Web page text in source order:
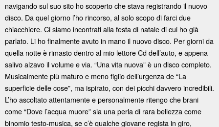
navigando sul suo sito ho scoperto che stava registrando il nuovo
disco. Da quel giorno l’ho rincorso, al solo scopo di farci due
chiacchiere. Ci siamo incontrati alla festa di natale di cui ho già
parlato. Li ho finalmente avuto in mano il nuovo disco. Per giorni da
quella notte è rimasto dentro al mio lettore Cd dell’auto, e appena
salivo alzavo il volume e via. “Una vita nuova” è un disco completo.
Musicalmente più maturo e meno figlio dell’urgenza de “La
superficie delle cose”, ma ispirato, con dei picchi davvero incredibili.
L’ho ascoltato attentamente e personalmente ritengo che brani
come “Dove l’acqua muore” sia una perla di rara bellezza come
binomio testo-musica, se c’è qualche giovane regista in giro,